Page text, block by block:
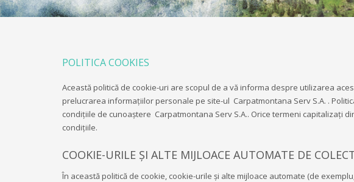
POLITICA COOKIES
Această politică de cookie-uri are scopul de a vă informa despre utilizarea
prelucrarea informațiilor personale pe site-ul Carpatmontana Serv S.A. .
condițiile de cunoaștere Carpatmontana Serv S.A.. Orice termeni capitalizați
condițiile.
COOKIE-URILE ȘI ALTE MIJLOACE AUTOMATE DE
În această politică de cookie, cookie-urile și alte mijloace automate (de